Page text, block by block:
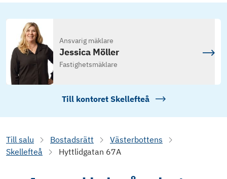
Ansvarig mäklare
Jessica Möller
Fastighetsmäklare
Till kontoret Skellefteå
Till salu Bostadsrätt
Västerbottens
Skellefteå
Hyttlidgatan 67A